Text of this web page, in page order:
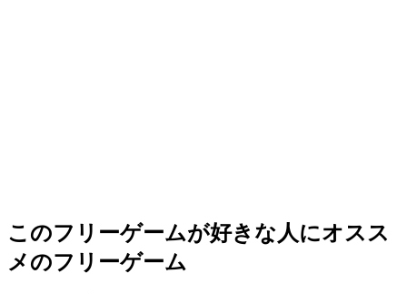
このフリーゲームが好きな人にオスス
メのフリーゲーム